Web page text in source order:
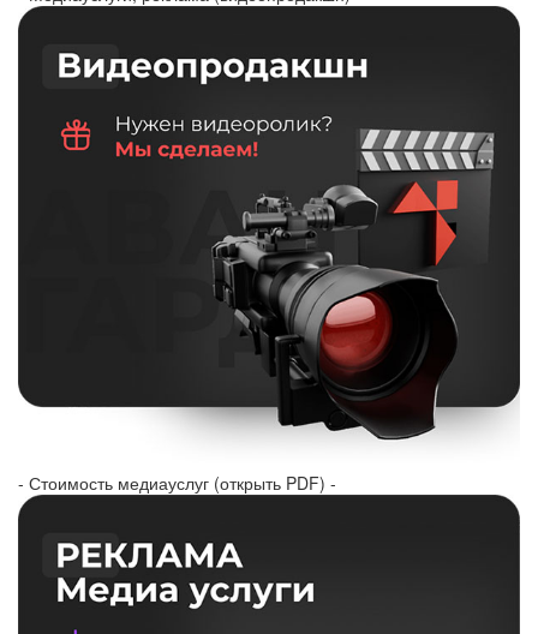
- Стоимость медиауслуг (открыть PDF) -